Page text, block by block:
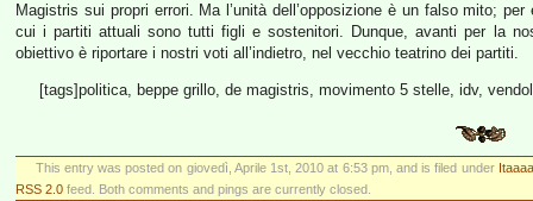
Magistris sui propri errori. Ma l’unità dell’opposizione è un falso mito;
cui i partiti attuali sono tutti figli e sostenitori. Dunque, avanti per la
obiettivo è riportare i nostri voti all’indietro, nel vecchio teatrino dei partiti.
[tags]politica, beppe grillo, de magistris, movimento 5 stelle, idv,
This entry was posted on giovedì, Aprile 1st, 2010 at 6:53 pm, and is filed under
RSS 2.0 feed. Both comments and pings are currently closed.